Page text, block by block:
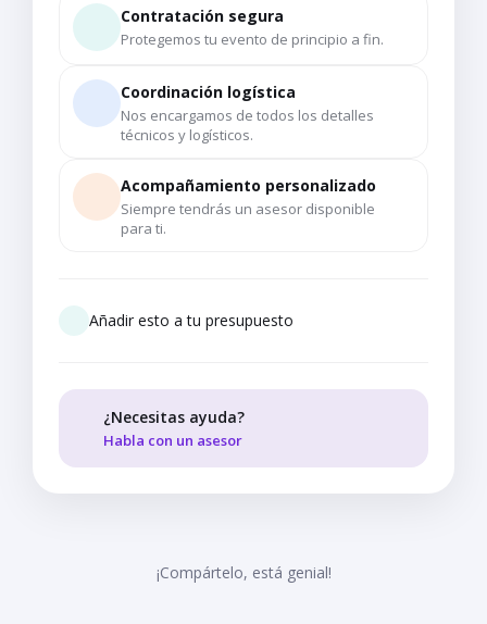
Contratación segura
Protegemos tu evento de principio a fin.
Coordinación logística
Nos encargamos de todos los detalles
técnicos y logísticos.
Acompañamiento personalizado
Siempre tendrás un asesor disponible
para ti.
Añadir esto a tu presupuesto
¿Necesitas ayuda?
Habla con un asesor
¡Compártelo, está genial!